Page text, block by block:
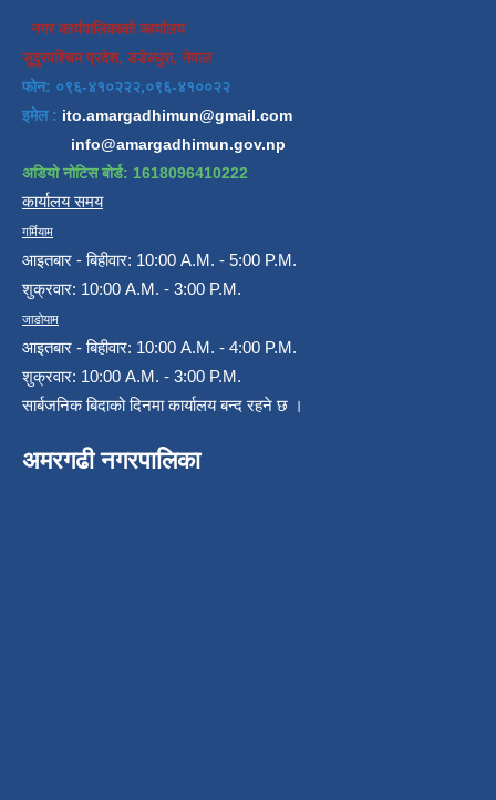
नगर कार्यपालिकाको कार्यालय
सुदुरपश्चिम प्रदेश, डडेल्धुरा, नेपाल
फोन: ०९६-४१०२२२,०९६-४१००२२
इमेल : ito.amargadhimun@gmail.com
info@amargadhimun.gov.np
अडियो नोटिस बोर्ड: 1618096410222
कार्यालय समय
गर्मियाम
आइतबार - बिहीवार: 10:00 A.M. - 5:00 P.M.
शुक्रवार: 10:00 A.M. - 3:00 P.M.
जाडोयाम
आइतबार - बिहीवार: 10:00 A.M. - 4:00 P.M.
शुक्रवार: 10:00 A.M. - 3:00 P.M.
सार्बजनिक बिदाको दिनमा कार्यालय बन्द रहने छ ।
अमरगढी नगरपालिका